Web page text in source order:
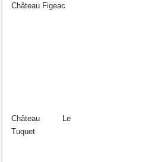
Château Figeac
Château Le
Tuquet